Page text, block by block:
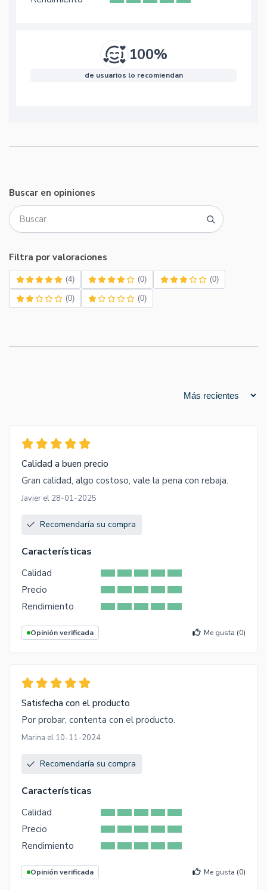
100%
de usuarios lo recomiendan
Buscar en opiniones
Filtra por valoraciones
(4) (0) (0)
(0) (0)
Calidad a buen precio
Gran calidad, algo costoso, vale la pena con rebaja.
Javier el 28-01-2025
Recomendaría su compra
Características
Calidad
Precio
Rendimiento
Opinión verificada Me gusta (0)
Satisfecha con el producto
Por probar, contenta con el producto.
Marina el 10-11-2024
Recomendaría su compra
Características
Calidad
Precio
Rendimiento
Opinión verificada Me gusta (0)